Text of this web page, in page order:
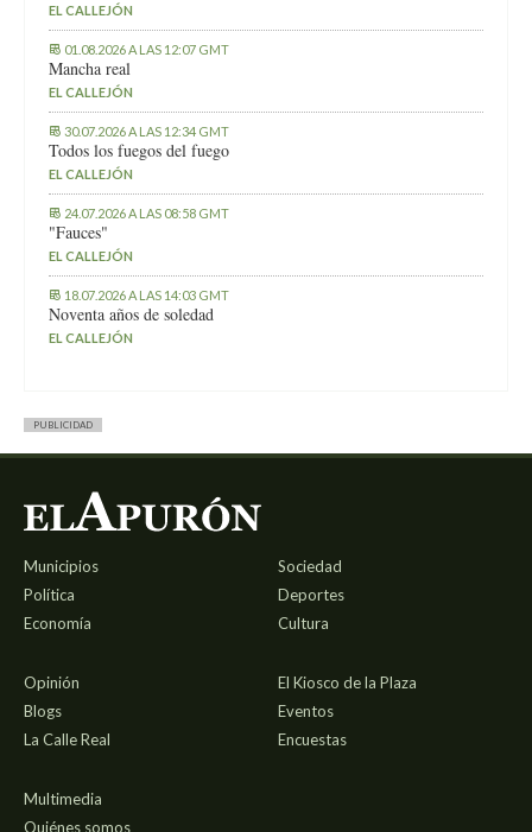
EL CALLEJÓN
01.08.2026 A LAS 12:07 GMT
Mancha real
EL CALLEJÓN
30.07.2026 A LAS 12:34 GMT
Todos los fuegos del fuego
EL CALLEJÓN
24.07.2026 A LAS 08:58 GMT
"Fauces"
EL CALLEJÓN
18.07.2026 A LAS 14:03 GMT
Noventa años de soledad
EL CALLEJÓN
PUBLICIDAD
Municipios
Política
Economía
Sociedad
Deportes
Cultura
Opinión
Blogs
La Calle Real
El Kiosco de la Plaza
Eventos
Encuestas
Multimedia
Quiénes somos